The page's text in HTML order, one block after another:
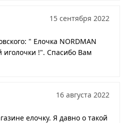
15 сентября 2022
" Елочка NORDMAN
иголочки !". Спасибо Вам
16 августа 2022
елочку. Я давно о такой